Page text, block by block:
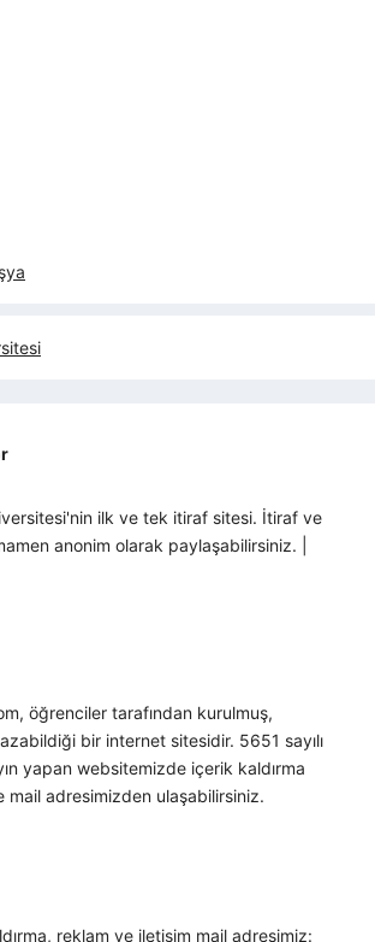
ilk ve tek itiraf sitesi. İtiraf ve
anonim olarak paylaşabilirsiniz. |
öğrenciler tarafından kurulmuş,
bir internet sitesidir. 5651 sayılı
yapan websitemizde içerik kaldırma
mail adresimizden ulaşabilirsiniz.
reklam ve iletişim mail adresimiz: